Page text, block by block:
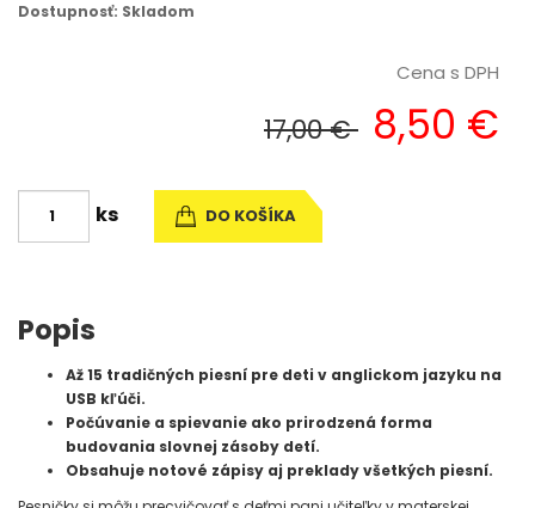
Dostupnosť: Skladom
Cena s DPH
17,00 € 8,50 €
ks DO KOŠÍKA
Popis
Až 15 tradičných piesní pre deti v anglickom jazyku na
USB kľúči.
Počúvanie a spievanie ako prirodzená forma
budovania slovnej zásoby detí.
Obsahuje notové zápisy aj preklady všetkých piesní.